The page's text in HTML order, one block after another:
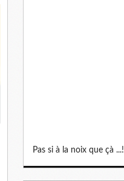
pas si à la noix que çà ...!